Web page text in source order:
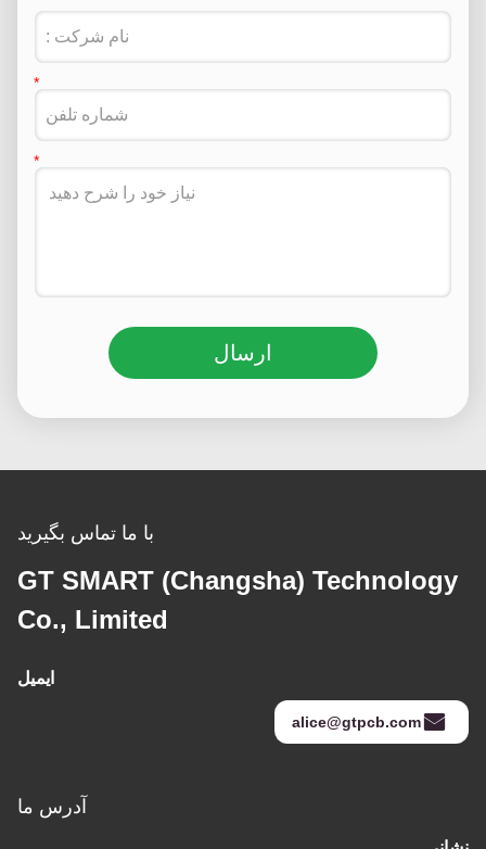
ارسال
با ما تماس بگیرید
GT SMART (Changsha) Technology
Co., Limited
ایمیل
alice@gtpcb.com
آدرس ما